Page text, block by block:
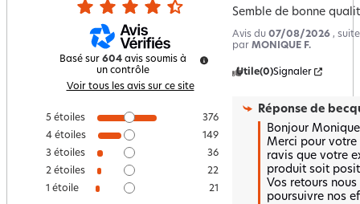
Basé sur 604 avis soumis à
un contrôle
Voir tous les avis sur ce site
5 étoiles
376
4 étoiles
149
3 étoiles
36
2 étoiles
22
1 étoile 21
Semble de bonne
Avis du 07/08/2026 ,
par MONIQUE F.
Utile(0)Signaler
Réponse de
Bonjour
Merci pour votre
ravis que votre
produit soit
Vos retours
poursuivre nos